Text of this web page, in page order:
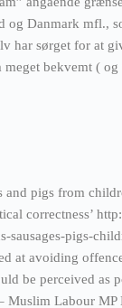
Danmark mfl.,
har sørget for at
bekvemt (
and pigs from
correctness’
sausages-pigs-
at avoiding
be perceived as
Muslim Labour